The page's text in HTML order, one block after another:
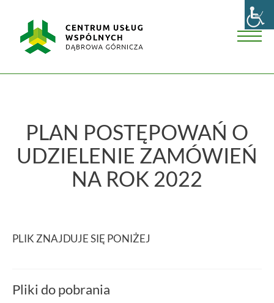
content
Centrum
Usług
Wspólnych
Górniczej
PLAN POSTĘPOWAŃ O
UDZIELENIE ZAMÓWIEŃ
NA ROK 2022
PLIK ZNAJDUJE SIĘ PONIŻEJ
Pliki do pobrania